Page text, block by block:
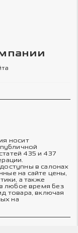
носит
435 и 437
в салонах
на сайте цены,
а также
любое время без
товара, включая
на
данных